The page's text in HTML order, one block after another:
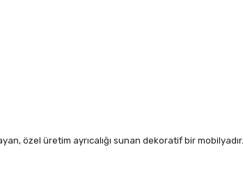
özel üretim ayrıcalığı sunan dekoratif bir mobilyadır.